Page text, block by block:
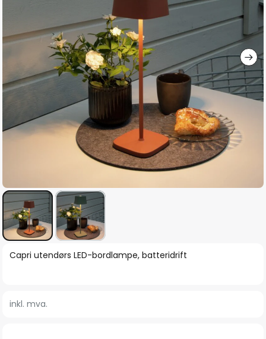
Gå
bildegalleri
Capri utendørs LED-bordlampe, batteridrift
inkl. mva.